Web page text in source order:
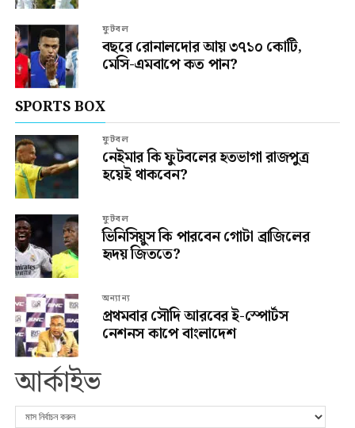
ফুটবল
বছরে রোনালদোর আয় ৩৭১০ কোটি,
মেসি-এমবাপে কত পান?
SPORTS BOX
ফুটবল
নেইমার কি ফুটবলের হতভাগা রাজপুত্র
হয়েই থাকবেন?
ফুটবল
ভিনিসিয়ুস কি পারবেন গোটা ব্রাজিলের
হৃদয় জিততে?
অন্যান্য
প্রথমবার সৌদি আরবের ই-স্পোর্টস
নেশনস কাপে বাংলাদেশ
আর্কাইভ